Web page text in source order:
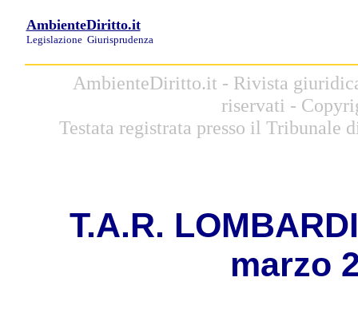
AmbienteDiritto.it
Legislazione Giurisprudenza
AmbienteDiritto.it - Rivista
riservati -
Testata registrata presso il Tribunale
T.A.R. L
marzo